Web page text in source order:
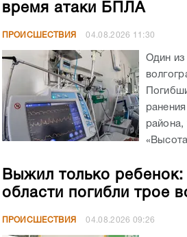
время атаки БПЛА
ПРОИСШЕСТВИЯ 04.08.2026 11:30
Один из
Выжил только
области погибли трое
ПРОИСШЕСТВИЯ 04.08.2026 09:26